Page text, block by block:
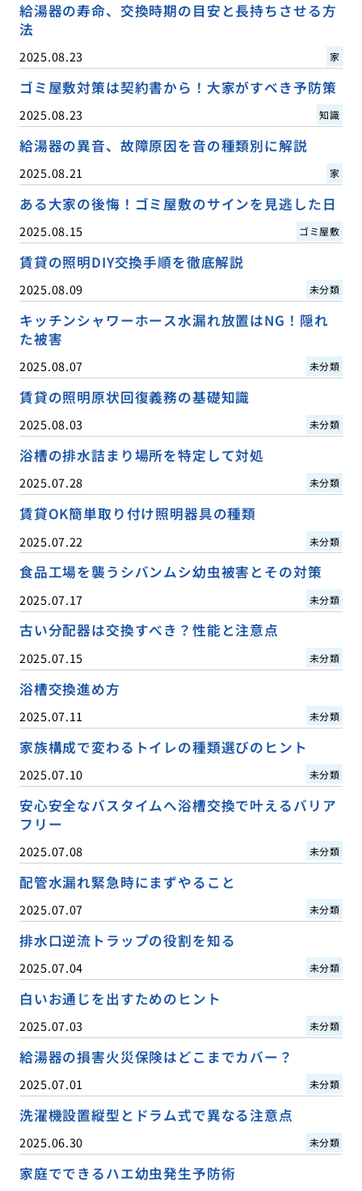
給湯器の寿命、交換時期の目安と長持ちさせる方
法
2025.08.23 家
ゴミ屋敷対策は契約書から！大家がすべき予防策
2025.08.23 知識
給湯器の異音、故障原因を音の種類別に解説
2025.08.21 家
ある大家の後悔！ゴミ屋敷のサインを見逃した日
2025.08.15 ゴミ屋敷
賃貸の照明DIY交換手順を徹底解説
2025.08.09 未分類
キッチンシャワーホース水漏れ放置はNG！隠れ
た被害
2025.08.07 未分類
賃貸の照明原状回復義務の基礎知識
2025.08.03 未分類
浴槽の排水詰まり場所を特定して対処
2025.07.28 未分類
賃貸OK簡単取り付け照明器具の種類
2025.07.22 未分類
食品工場を襲うシバンムシ幼虫被害とその対策
2025.07.17 未分類
古い分配器は交換すべき？性能と注意点
2025.07.15 未分類
浴槽交換進め方
2025.07.11 未分類
家族構成で変わるトイレの種類選びのヒント
2025.07.10 未分類
安心安全なバスタイムへ浴槽交換で叶えるバリア
フリー
2025.07.08 未分類
配管水漏れ緊急時にまずやること
2025.07.07 未分類
排水口逆流トラップの役割を知る
2025.07.04 未分類
白いお通じを出すためのヒント
2025.07.03 未分類
給湯器の損害火災保険はどこまでカバー？
2025.07.01 未分類
洗濯機設置縦型とドラム式で異なる注意点
2025.06.30 未分類
家庭でできるハエ幼虫発生予防術